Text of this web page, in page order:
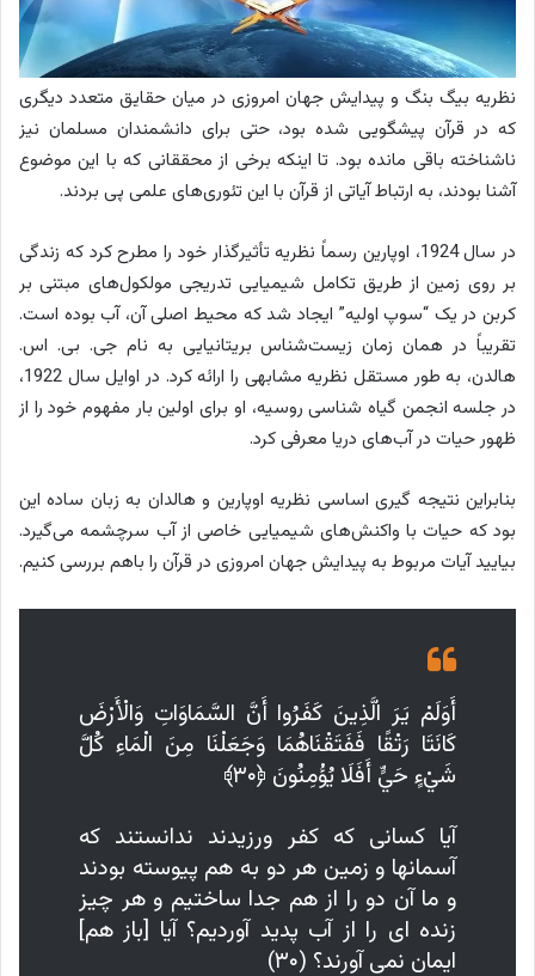
نظریه بیگ بنگ و پیدایش جهان امروزی در میان حقایق متعدد دیگری
که در قرآن پیشگویی شده بود، حتی برای دانشمندان مسلمان نیز
ناشناخته باقی مانده بود. تا اینکه برخی از محققانی که با این موضوع
آشنا بودند، به ارتباط آیاتی از قرآن با این تئوری‌‎های علمی پی بردند.
در سال 1924، اوپارین رسماً نظریه تأثیرگذار خود را مطرح کرد که زندگی
بر روی زمین از طریق تکامل شیمیایی تدریجی مولکول‌های مبتنی بر
کربن در یک “سوپ اولیه” ایجاد شد که محیط اصلی آن، آب بوده است.
تقریباً در همان زمان زیست‌شناس بریتانیایی به نام جی. بی. اس.
هالدن، به طور مستقل نظریه مشابهی را ارائه کرد. در اوایل سال 1922،
در جلسه انجمن گیاه شناسی روسیه، او برای اولین بار مفهوم خود را از
ظهور حیات در آب‌های دریا معرفی کرد.
بنابراین نتیجه گیری اساسی نظریه اوپارین و هالدان به زبان ساده این
بود که حیات با واکنش‌های شیمیایی خاصی از آب سرچشمه می‌گیرد.
بیایید آیات مربوط به پیدایش جهان امروزی در قرآن را باهم بررسی کنیم.
أَوَلَمْ يَرَ الَّذِينَ كَفَرُوا أَنَّ السَّمَاوَاتِ وَالْأَرْضَ
كَانَتَا رَتْقًا فَفَتَقْنَاهُمَا وَجَعَلْنَا مِنَ الْمَاءِ كُلَّ
شَيْءٍ حَيٍّ أَفَلَا يُؤْمِنُونَ ﴿۳۰﴾
آيا كسانى كه كفر ورزيدند ندانستند كه
آسمانها و زمين هر دو به هم پيوسته بودند
و ما آن دو را از هم جدا ساختيم و هر چيز
زنده‏ اى را از آب پديد آورديم؟ آيا [باز هم]
ايمان نمى ‏آورند؟ (۳۰)